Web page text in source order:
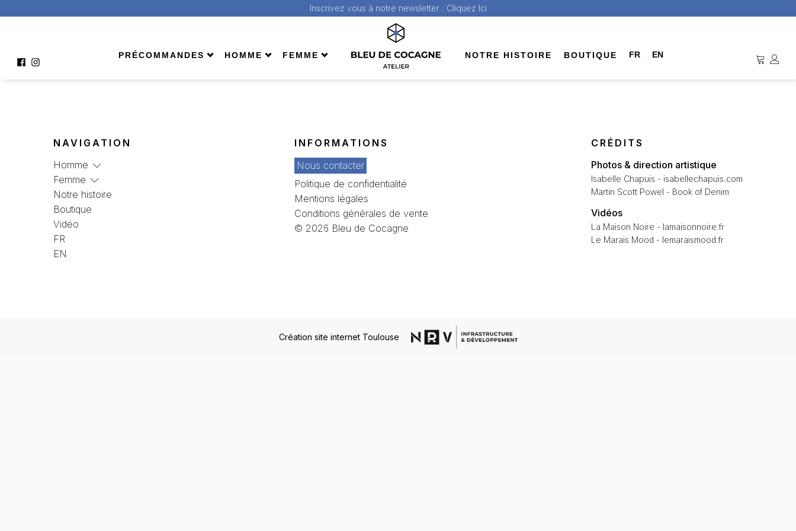
Inscrivez vous à notre newsletter : Cliquez Ici
PRÉCOMMANDES HOMME
Tees & sweats
Vestes & manteaux
FEMME
Tees & sweats
Vestes & manteaux
NOTRE HISTOIRE BOUTIQUE FR EN
Bermuda
Aucun produit ne correspond à votre sélection.
NAVIGATION
Homme
Femme
Notre histoire
Boutique
Vidéo
FR
EN
INFORMATIONS
Nous contacter
Politique de confidentialité
Mentions légales
Conditions générales de vente
© 2026 Bleu de Cocagne
CRÉDITS
Photos & direction artistique
Isabelle Chapuis - isabellechapuis.com
Martin Scott Powel - Book of Denim
Vidéos
La Maison Noire - lamaisonnoire.fr
Le Marais Mood - lemaraismood.fr
Création site internet Toulouse